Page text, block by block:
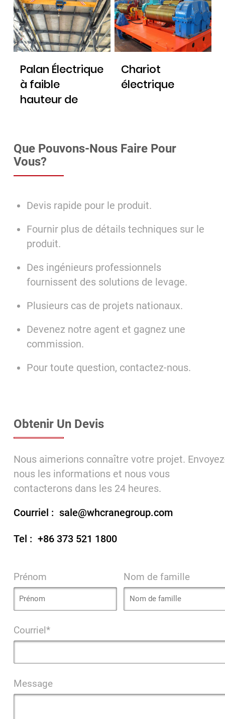
Palan Électrique
à faible
hauteur de
Chariot
électrique
Que Pouvons-Nous Faire Pour
Vous?
Devis rapide pour le produit.
Fournir plus de détails techniques sur le
produit.
Des ingénieurs professionnels
fournissent des solutions de levage.
Plusieurs cas de projets nationaux.
Devenez notre agent et gagnez une
commission.
Pour toute question, contactez-nous.
Obtenir Un Devis
Nous aimerions connaître votre projet.
nous les informations et nous vous
contacterons dans les 24 heures.
Courriel : sale@whcranegroup.com
Tel : +86 373 521 1800
Prénom Nom de famille
Courriel*
Message